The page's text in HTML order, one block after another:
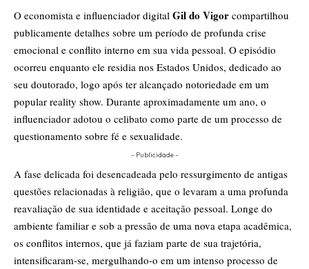
O economista e influenciador digital Gil do Vigor compartilhou
publicamente detalhes sobre um período de profunda crise
emocional e conflito interno em sua vida pessoal. O episódio
ocorreu enquanto ele residia nos Estados Unidos, dedicado ao
seu doutorado, logo após ter alcançado notoriedade em um
popular reality show. Durante aproximadamente um ano, o
influenciador adotou o celibato como parte de um processo de
questionamento sobre fé e sexualidade.
- Publicidade -
A fase delicada foi desencadeada pelo ressurgimento de antigas
questões relacionadas à religião, que o levaram a uma profunda
reavaliação de sua identidade e aceitação pessoal. Longe do
ambiente familiar e sob a pressão de uma nova etapa acadêmica,
os conflitos internos, que já faziam parte de sua trajetória,
intensificaram-se, mergulhando-o em um intenso processo de